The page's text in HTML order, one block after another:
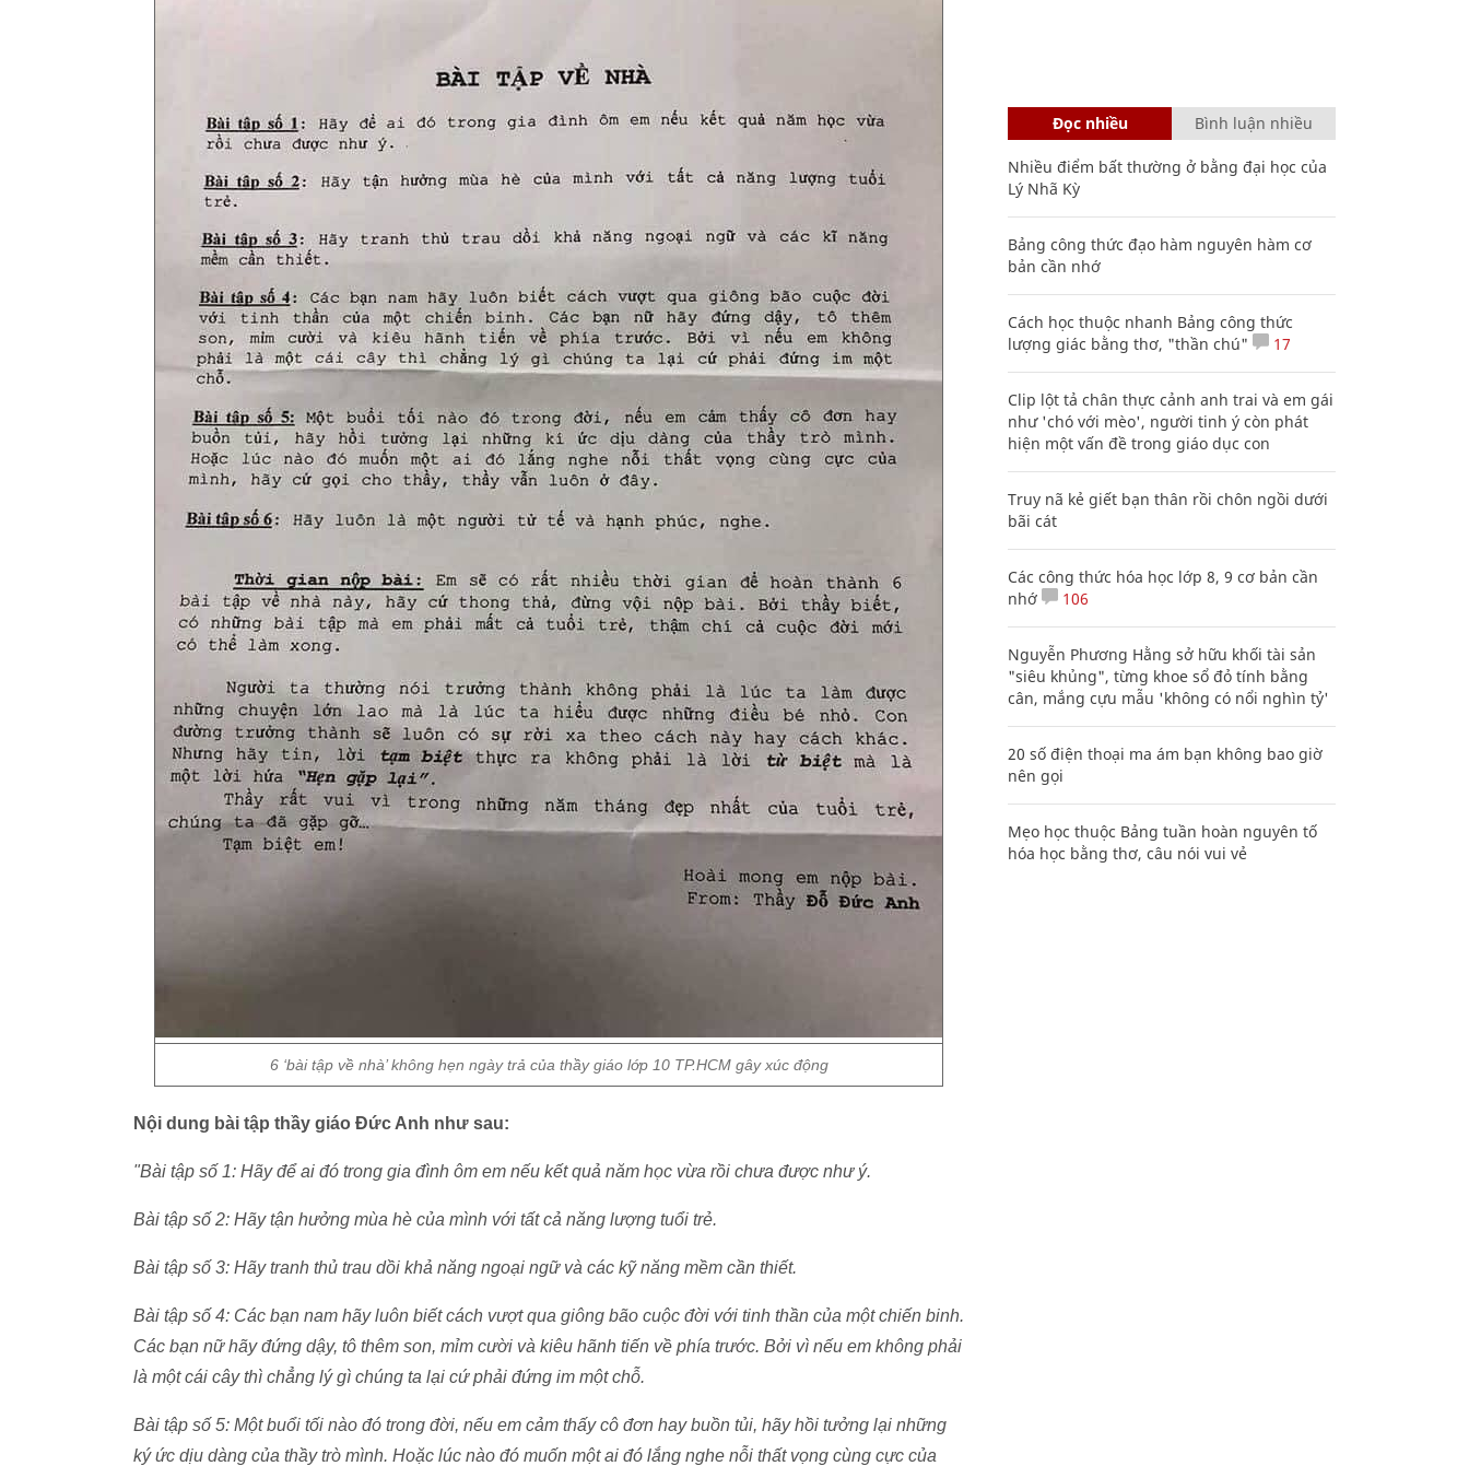
6 ‘bài tập về nhà’ không hẹn ngày trả của thầy giáo lớp 10 TP.HCM gây xúc động
Nội dung bài tập thầy giáo Đức Anh như sau:
"Bài tập số 1: Hãy để ai đó trong gia đình ôm em nếu kết quả năm học vừa rồi chưa được như ý.
Bài tập số 2: Hãy tận hưởng mùa hè của mình với tất cả năng lượng tuổi trẻ.
Bài tập số 3: Hãy tranh thủ trau dồi khả năng ngoại ngữ và các kỹ năng mềm cần thiết.
Bài tập số 4: Các bạn nam hãy luôn biết cách vượt qua giông bão cuộc đời với tinh thần của một chiến binh.
Các bạn nữ hãy đứng dậy, tô thêm son, mỉm cười và kiêu hãnh tiến về phía trước. Bởi vì nếu em không phải
là một cái cây thì chẳng lý gì chúng ta lại cứ phải đứng im một chỗ.
Bài tập số 5: Một buổi tối nào đó trong đời, nếu em cảm thấy cô đơn hay buồn tủi, hãy hồi tưởng lại những
ký ức dịu dàng của thầy trò mình. Hoặc lúc nào đó muốn một ai đó lắng nghe nỗi thất vọng cùng cực của
Đọc nhiều Bình luận nhiều
Nhiều điểm bất thường ở bằng đại học của
Lý Nhã Kỳ
Bảng công thức đạo hàm nguyên hàm cơ
bản cần nhớ
Cách học thuộc nhanh Bảng công thức
lượng giác bằng thơ, "thần chú"
17
Clip lột tả chân thực cảnh anh trai và em gái
như 'chó với mèo', người tinh ý còn phát
hiện một vấn đề trong giáo dục con
Truy nã kẻ giết bạn thân rồi chôn ngồi dưới
bãi cát
Các công thức hóa học lớp 8, 9 cơ bản cần
nhớ
106
Nguyễn Phương Hằng sở hữu khối tài sản
"siêu khủng", từng khoe sổ đỏ tính bằng
cân, mắng cựu mẫu 'không có nổi nghìn tỷ'
20 số điện thoại ma ám bạn không bao giờ
nên gọi
Mẹo học thuộc Bảng tuần hoàn nguyên tố
hóa học bằng thơ, câu nói vui vẻ